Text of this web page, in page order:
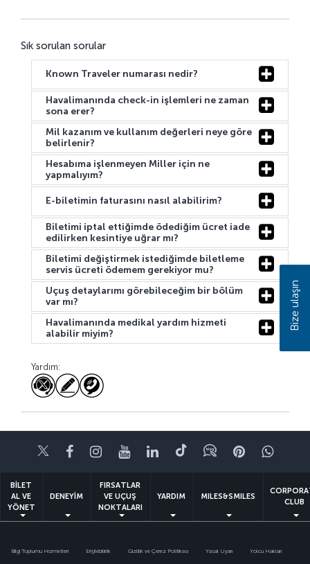
Sık sorulan sorular
Known Traveler numarası nedir?
Havalimanında check-in işlemleri ne zaman
sona erer?
Mil kazanım ve kullanım değerleri neye göre
belirlenir?
Hesabıma işlenmeyen Miller için ne
yapmalıyım?
E-biletimin faturasını nasıl alabilirim?
Biletimi iptal ettiğimde ödediğim ücret iade
edilirken kesintiye uğrar mı?
Biletimi değiştirmek istediğimde biletleme
servis ücreti ödemem gerekiyor mu?
Uçuş detaylarımı görebileceğim bir bölüm
var mı?
Havalimanında medikal yardım hizmeti
alabilir miyim?
Yardım:
TwitterFacebookInstagram
YoutubeLinkedIn
TiktokBlogPinterest
BİLET
AL VE
YÖNET
DENEYİM
FIRSATLAR
VE UÇUŞ
NOKTALARI
YARDIM MILES&SMILES
CLUB
Bilgi Toplumu Hizmetleri Erişilebilirlik Gizlilik ve Çerez Politikası Yasal Uyarı Yolcu Hakları
Bize ulaşın